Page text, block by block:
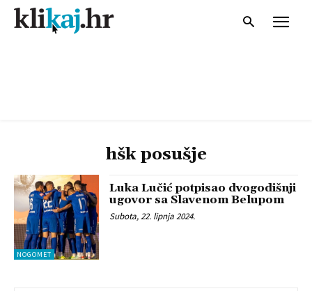
hšk posušje
NOGOMET
Luka Lučić potpisao dvogodišnji
ugovor sa Slavenom Belupom
Subota, 22. lipnja 2024.